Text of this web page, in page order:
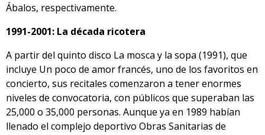
Ábalos, respectivamente.
1991-2001: La década ricotera
A partir del quinto disco La mosca y la sopa (1991), que
incluye Un poco de amor francés, uno de los favoritos en
concierto, sus recitales comenzaron a tener enormes
niveles de convocatoria, con públicos que superaban las
25,000 o 35,000 personas. Aunque ya en 1989 habían
llenado el complejo deportivo Obras Sanitarias de